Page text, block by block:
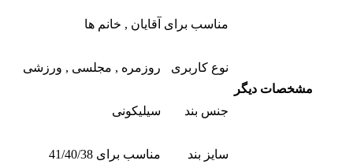
مشخصات دیگر
مناسب برای آقایان , خانم ها
نوع کاربری روزمره , مجلسی , ورزشی
جنس بند سیلیکونی
سایز بند مناسب برای 41/40/38